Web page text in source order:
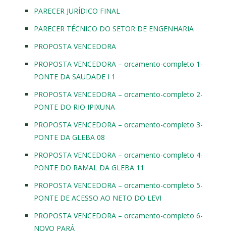
PARECER JURÍDICO FINAL
PARECER TÉCNICO DO SETOR DE ENGENHARIA
PROPOSTA VENCEDORA
PROPOSTA VENCEDORA – orcamento-completo 1-
PONTE DA SAUDADE I 1
PROPOSTA VENCEDORA – orcamento-completo 2-
PONTE DO RIO IPIXUNA
PROPOSTA VENCEDORA – orcamento-completo 3-
PONTE DA GLEBA 08
PROPOSTA VENCEDORA – orcamento-completo 4-
PONTE DO RAMAL DA GLEBA 11
PROPOSTA VENCEDORA – orcamento-completo 5-
PONTE DE ACESSO AO NETO DO LEVI
PROPOSTA VENCEDORA – orcamento-completo 6-
NOVO PARÁ